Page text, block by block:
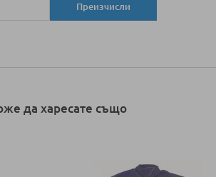
Преизчисли
да харесате също